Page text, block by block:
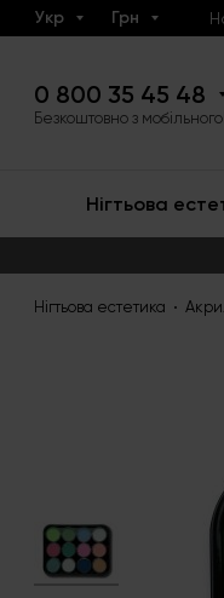
Укр Грн
0 800 35 45 48
Безкоштовно з мобільного!
Нігтьова
Нігтьова естетика